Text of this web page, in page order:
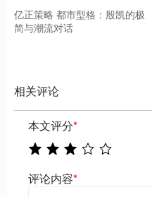
亿正策略 都市型格：殷凯的极
简与潮流对话
相关评论
本文评分*
评论内容*